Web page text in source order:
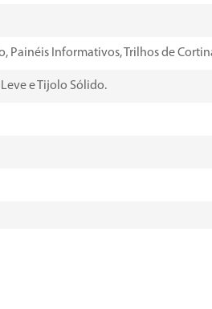
Informativos, Trilhos de
e Tijolo Sólido.